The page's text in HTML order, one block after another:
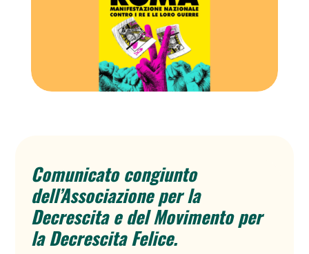
Comunicato congiunto
dell’Associazione per la
Decrescita e del Movimento per
la Decrescita Felice.